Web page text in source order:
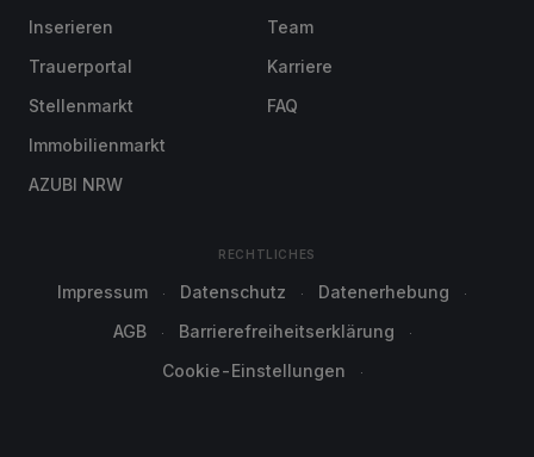
Inserieren
Trauerportal
Stellenmarkt
Immobilienmarkt
AZUBI NRW
Team
Karriere
FAQ
RECHTLICHES
Impressum Datenschutz
Datenerhebung
AGB
Barrierefreiheitserklärung
Cookie-Einstellungen